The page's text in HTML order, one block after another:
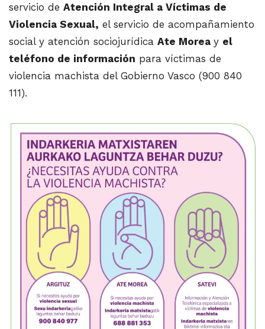
servicio de Atención Integral a Víctimas de
Violencia Sexual, el servicio de acompañamiento
social y atención sociojurídica Ate Morea y el
teléfono de información para víctimas de
violencia machista del Gobierno Vasco (900 840
111).